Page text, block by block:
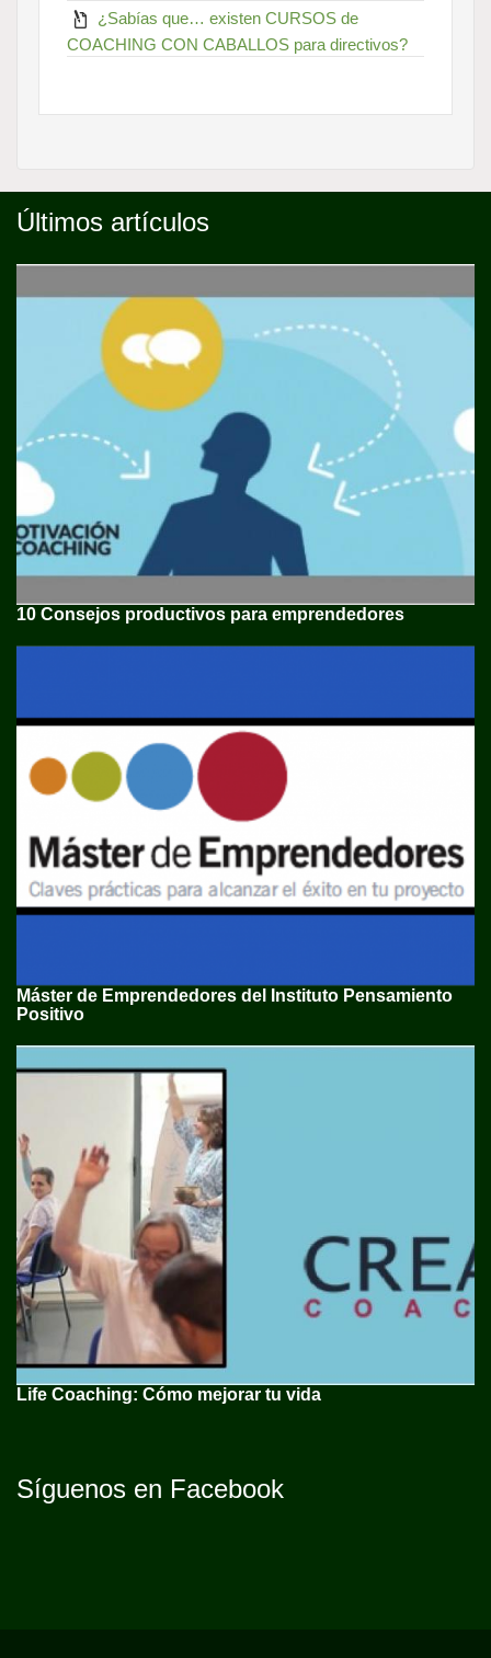
¿Sabías que… existen CURSOS de
COACHING CON CABALLOS para directivos?
Últimos artículos
10 Consejos productivos para emprendedores
Máster de Emprendedores del Instituto Pensamiento
Positivo
Life Coaching: Cómo mejorar tu vida
Síguenos en Facebook